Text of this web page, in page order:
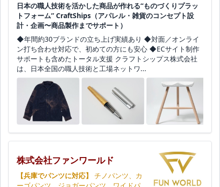
日本の職人技術を活かした商品が作れる“ものづくりプラッ
トフォーム” CraftShips（アパレル・雑貨のコンセプト設
計・企画〜商品製作までサポート）
◆年間約30ブランドの立ち上げ実績あり ◆対面／オンライ
ン打ち合わせ対応で、初めての方にも安心 ◆ECサイト制作
サポートも含めたトータル支援 クラフトシップス株式会社
は、日本全国の職人技術と工場ネットワ...
株式会社ファンワールド
【兵庫でパンツに対応】
チノパンツ、カ